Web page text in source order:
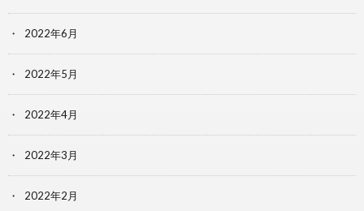
2022年6月
2022年5月
2022年4月
2022年3月
2022年2月